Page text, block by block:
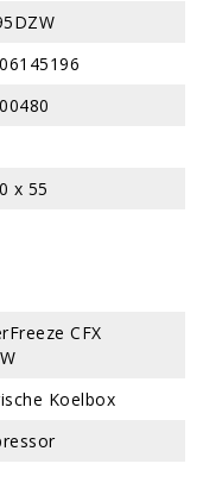
x 55
CFX
Koelbox